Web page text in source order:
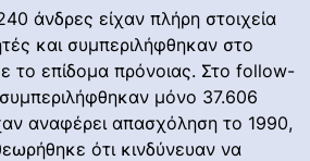
άνδρες είχαν πλήρη στοιχεία
και συμπεριλήφθηκαν στο
το επίδομα πρόνοιας. Στο follow-
μόνο 37.606
αναφέρει απασχόληση το 1990,
ότι κινδύνευαν να